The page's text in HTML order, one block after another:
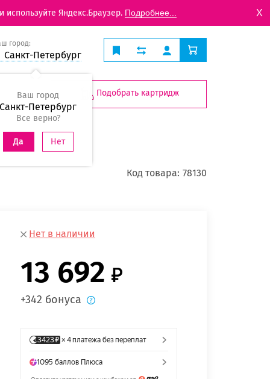
Яндекс.Браузер. Подробнее... X
город:
Санкт-Петербург
Ваш город
Санкт-Петербург
Все верно?
Да Нет
Подобрать картридж
Код товара: 78130
Нет в наличии
13 692
+342 бонуса